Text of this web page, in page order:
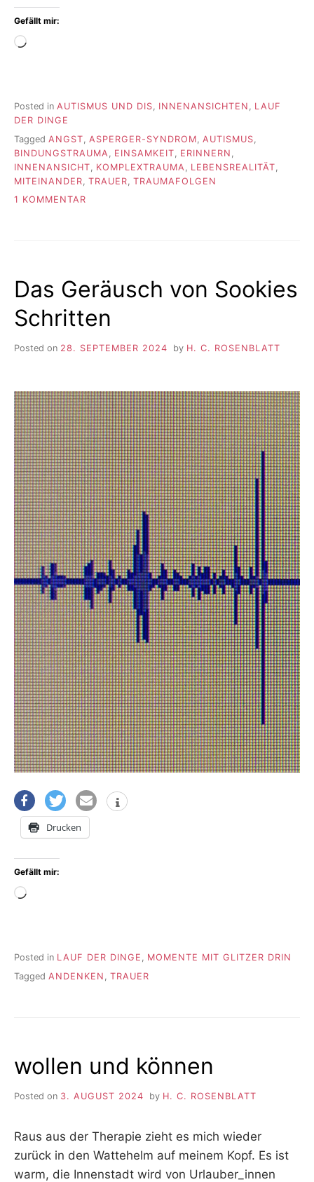
Gefällt mir:
Wird
Posted in AUTISMUS UND DIS, INNENANSICHTEN , LAUF
DER DINGE
Tagged ANGST ASPERGER-SYNDROM AUTISMUS
BINDUNGSTRAUMA
EINSAMKEIT ERINNERN
INNENANSICHT
KOMPLEXTRAUMA LEBENSREALITÄT
MITEINANDER TRAUER TRAUMAFOLGEN
1 KOMMENTAR
Das Geräusch von Sookies
Schritten
Posted on 28. SEPTEMBER 2024 by H. C. ROSENBLATT
Drucken
Gefällt mir:
Wird
Posted in LAUF DER DINGE , MOMENTE MIT GLITZER DRIN
Tagged ANDENKEN TRAUER
wollen und können
Posted on 3. AUGUST 2024 by H. C. ROSENBLATT
Raus aus der Therapie zieht es mich wieder
zurück in den Wattehelm auf meinem Kopf. Es ist
warm, die Innenstadt wird von Urlauber_innen